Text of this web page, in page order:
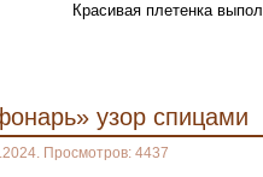
Красивая плетенка
узор спицами
Просмотров: 4437